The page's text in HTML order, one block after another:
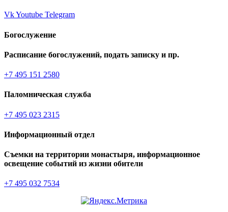
VkYoutube Telegram
Богослужение
Расписание богослужений, подать записку и пр.
+7 495 151 2580
Паломническая служба
+7 495 023 2315
Информационный отдел
Съемки на территории монастыря, информационное
освещение событий из жизни обители
+7 495 032 7534